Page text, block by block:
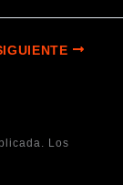
Los